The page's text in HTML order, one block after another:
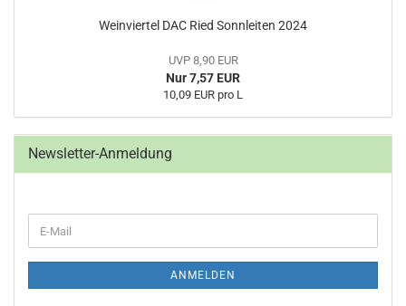
Weinviertel DAC Ried Sonnleiten 2024
UVP 8,90 EUR
Nur 7,57 EUR
10,09 EUR pro L
Newsletter-Anmeldung
ZUR
E-
Mail
ANMELDEN